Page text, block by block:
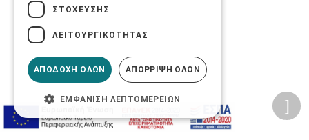
ΣΤΌΧΕΥΣΗΣ
ΛΕΙΤΟΥΡΓΙΚΌΤΗΤΑΣ
ΑΠΟΔΟΧΉ ΌΛΩΝ ΑΠΌΡΡΙΨΗ ΌΛΩΝ
ΕΜΦΆΝΙΣΗ ΛΕΠΤΟΜΕΡΕΙΏΝ